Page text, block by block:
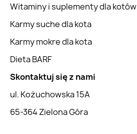
Witaminy i suplementy dla kotów
Karmy suche dla kota
Karmy mokre dla kota
Dieta BARF
Skontaktuj się z nami
ul. Kożuchowska 15A
65-364 Zielona Góra